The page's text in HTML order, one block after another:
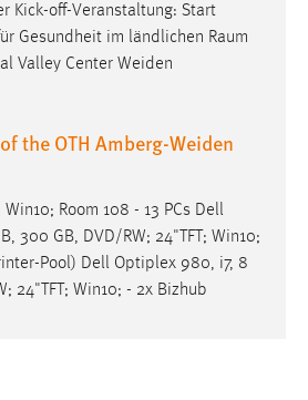
Kick-off-Veranstaltung: Start
Gesundheit im ländlichen Raum
Valley Center Weiden
the OTH Amberg-Weiden
Win10; Room 108 - 13 PCs Dell
300 GB, DVD/RW; 24"TFT; Win10;
Pool) Dell Optiplex 980, i7, 8
24"TFT; Win10; - 2x Bizhub